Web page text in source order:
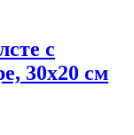
с
30х20 см